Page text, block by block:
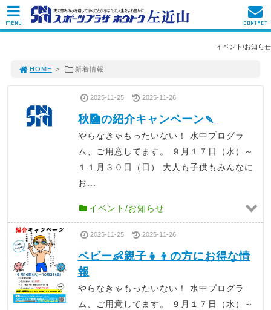
イベント/お知らせ
HOME > 新着情報
2025-11-25 2025-11-26
秋🎑の紹介キャンペーン🍡
やらなきゃもったいない！ 水中プログラ
ム、ご用意してます。 ９月１７日（水）～
１１月３０日（日） 大人も子供もみんなに
お...
イベント/お知らせ
2025-11-25 2025-11-26
ベビー👶親子👧👦の方にお得な情
報
やらなきゃもったいない！ 水中プログラ
ム、ご用意してます。 ９月１７日（水）～
MENU CONTACT